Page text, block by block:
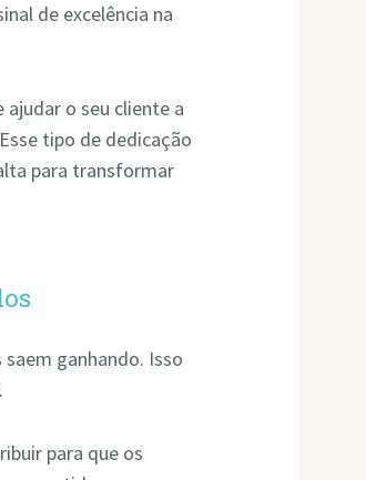
de excelência na
o seu cliente a
tipo de dedicação
para transformar
ganhando. Isso
para que os